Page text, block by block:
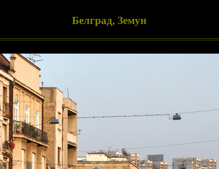
Белград, Земун